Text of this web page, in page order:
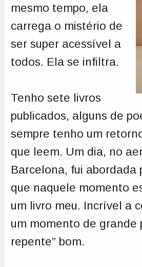
mesmo tempo, ela
carrega o mistério de
ser super acessível a
todos. Ela se infiltra.
Tenho sete livros
publicados, alguns de
sempre tenho um
que leem. Um dia, no
Barcelona, fui abordada
que naquele momento
um livro meu. Incrível a
um momento de grande
repente” bom.